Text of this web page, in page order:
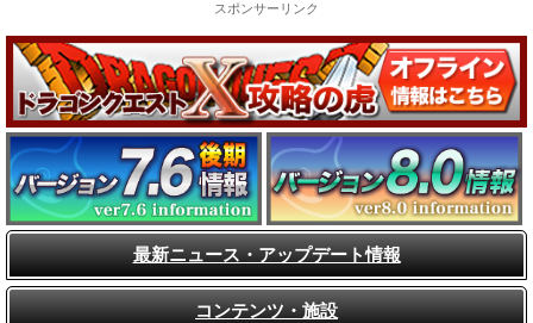
スポンサーリンク
最新ニュース・アップデート情報
コンテンツ・施設